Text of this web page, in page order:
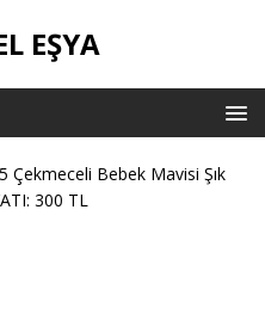
EŞYA
5 Çekmeceli Bebek Mavisi Şık
300 TL